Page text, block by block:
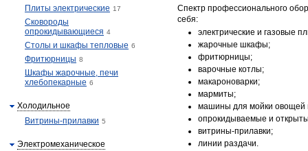
Спектр профессионального
себя:
электрические и газовые
жарочные шкафы;
фритюрницы;
варочные котлы;
макароноварки;
мармиты;
машины для мойки овощей
опрокидываемые и
витрины-прилавки;
линии раздачи.
Плиты электрические 17
Сковороды
опрокидывающиеся 4
Столы и шкафы тепловые 6
Фритюрницы 8
Шкафы жарочные, печи
хлебопекарные 6
Холодильное
Витрины-прилавки 5
Электромеханическое